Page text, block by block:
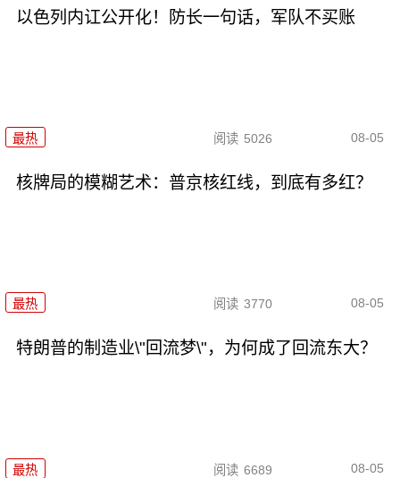
以色列内讧公开化！防长一句话，军队不买账
最热 阅读 5026 08-05
核牌局的模糊艺术：普京核红线，到底有多红？
最热 阅读 3770 08-05
特朗普的制造业\"回流梦\"，为何成了回流东大？
最热 阅读 6689 08-05